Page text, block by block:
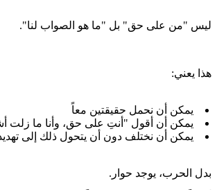
ليس "من على حق" بل "ما هو الصواب لنا".
هذا يعني:
يمكن أن نحمل حقيقتين معاً
يمكن أن أقول "أنتِ على حق، وأنا ما زلت
يمكن أن نختلف دون أن يتحول ذلك إلى
بدل الحرب، يوجد حوار.